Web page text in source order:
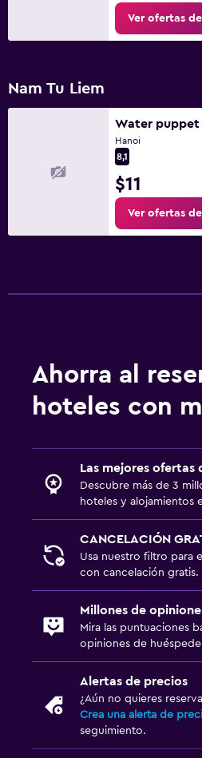
Ver ofertas
Nam Tu Liem
Hanoi
8,1
$11
Ver ofertas
Ahorra al
hoteles con
Las mejores ofertas
Descubre más de 3
hoteles y alojamientos
CANCELACIÓN
Usa nuestro filtro para
con cancelación gratis.
Millones de
Mira las puntuaciones
opiniones de
Alertas de precios
¿Aún no quieres
Crea una alerta de
seguimiento.